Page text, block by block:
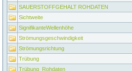
SAUERSTOFFGEHALT ROHDATEN
Sichtweite
SignifikanteWellenhöhe
Strömungsgeschwindigkeit
Strömungsrichtung
Trübung
Trübung_Rohdaten